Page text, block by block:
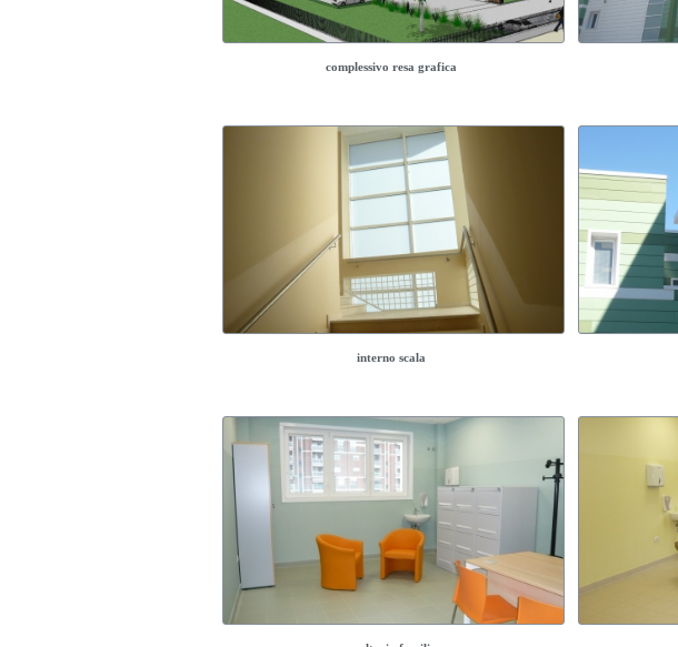
complessivo resa grafica
interno scala